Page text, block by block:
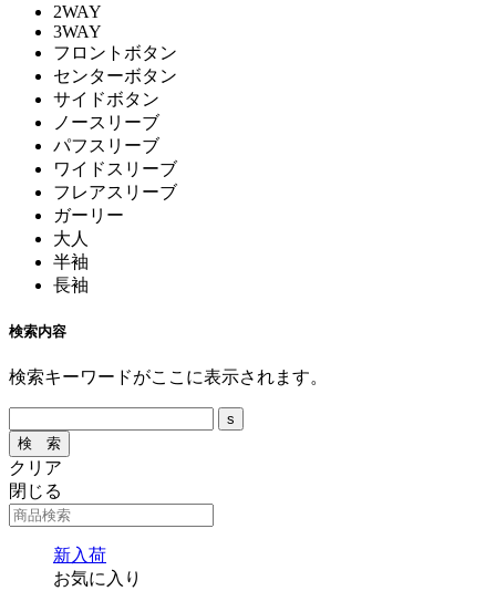
2WAY
3WAY
フロントボタン
センターボタン
サイドボタン
ノースリーブ
パフスリーブ
ワイドスリーブ
フレアスリーブ
ガーリー
大人
半袖
長袖
検索内容
検索キーワードがここに表示されます。
クリア
閉じる
新入荷
お気に入り